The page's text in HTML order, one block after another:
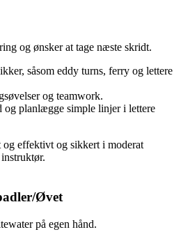
og ønsker at tage næste skridt.
såsom eddy turns, ferry og lettere
og teamwork.
planlægge simple linjer i lettere
effektivt og sikkert i moderat
Øvet
på egen hånd.